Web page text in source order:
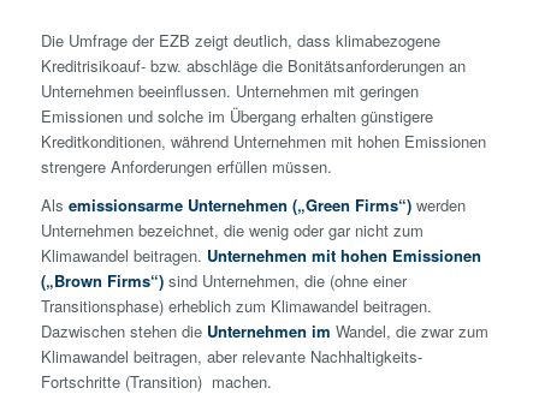
Die Umfrage der EZB zeigt deutlich, dass klimabezogene
Kreditrisikoauf- bzw. abschläge die Bonitätsanforderungen an
Unternehmen beeinflussen. Unternehmen mit geringen
Emissionen und solche im Übergang erhalten günstigere
Kreditkonditionen, während Unternehmen mit hohen Emissionen
strengere Anforderungen erfüllen müssen.
Als emissionsarme Unternehmen („Green Firms“) werden
Unternehmen bezeichnet, die wenig oder gar nicht zum
Klimawandel beitragen. Unternehmen mit hohen Emissionen
(„Brown Firms“) sind Unternehmen, die (ohne einer
Transitionsphase) erheblich zum Klimawandel beitragen.
Dazwischen stehen die Unternehmen im Wandel, die zwar zum
Klimawandel beitragen, aber relevante Nachhaltigkeits-
Fortschritte (Transition) machen.